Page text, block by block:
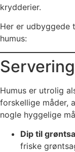
krydderier.
Her er udbyggede
humus:
Humus er utrolig
forskellige måder,
nogle hyggelige
Dip til
friske